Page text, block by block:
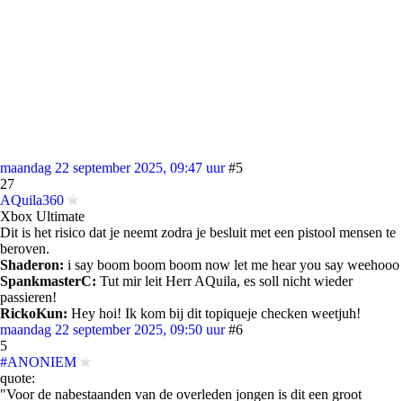
maandag 22 september 2025, 09:47 uur #5
27
AQuila360
Xbox Ultimate
Dit is het risico dat je neemt zodra je besluit met een pistool mensen te
beroven.
Shaderon: i say boom boom boom now let me hear you say weehooo
SpankmasterC: Tut mir leit Herr AQuila, es soll nicht wieder
passieren!
RickoKun: Hey hoi! Ik kom bij dit topiqueje checken weetjuh!
maandag 22 september 2025, 09:50 uur #6
5
#ANONIEM
quote:
"Voor de nabestaanden van de overleden jongen is dit een groot